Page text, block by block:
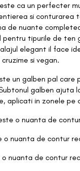
ca un perfecter
si conturarea
de nuante
pentru tipurile de ten
elegant il face
si vegan.
un galben pal
galben ajuta
aplicati in zonele
o nuanta de
o nuanta de contur
nuanta de contur